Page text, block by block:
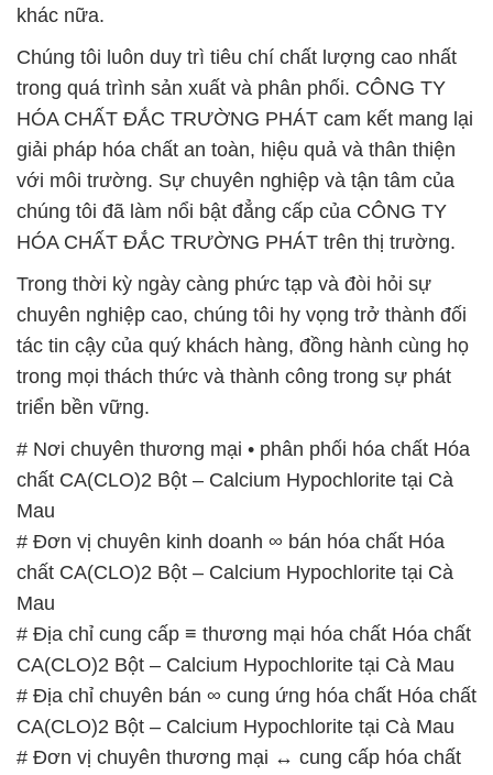
khác nữa.
Chúng tôi luôn duy trì tiêu chí chất lượng cao nhất
trong quá trình sản xuất và phân phối. CÔNG TY
HÓA CHẤT ĐẮC TRƯỜNG PHÁT cam kết mang lại
giải pháp hóa chất an toàn, hiệu quả và thân thiện
với môi trường. Sự chuyên nghiệp và tận tâm của
chúng tôi đã làm nổi bật đẳng cấp của CÔNG TY
HÓA CHẤT ĐẮC TRƯỜNG PHÁT trên thị trường.
Trong thời kỳ ngày càng phức tạp và đòi hỏi sự
chuyên nghiệp cao, chúng tôi hy vọng trở thành đối
tác tin cậy của quý khách hàng, đồng hành cùng họ
trong mọi thách thức và thành công trong sự phát
triển bền vững.
# Nơi chuyên thương mại • phân phối hóa chất Hóa
chất CA(CLO)2 Bột – Calcium Hypochlorite tại Cà
Mau
# Đơn vị chuyên kinh doanh ∞ bán hóa chất Hóa
chất CA(CLO)2 Bột – Calcium Hypochlorite tại Cà
Mau
# Địa chỉ cung cấp ≡ thương mại hóa chất Hóa chất
CA(CLO)2 Bột – Calcium Hypochlorite tại Cà Mau
# Địa chỉ chuyên bán ∞ cung ứng hóa chất Hóa chất
CA(CLO)2 Bột – Calcium Hypochlorite tại Cà Mau
# Đơn vị chuyên thương mại ↔ cung cấp hóa chất